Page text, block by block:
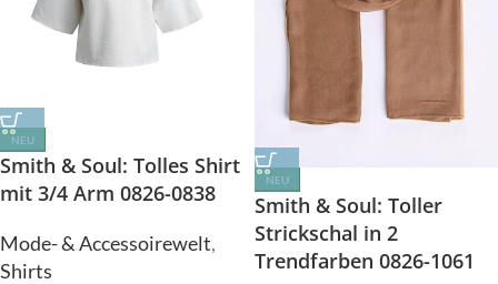
NEU
Smith & Soul: Tolles Shirt
mit 3/4 Arm 0826-0838
Mode- & Accessoirewelt,
Shirts
NEU
Smith & Soul: Toller
Strickschal in 2
Trendfarben 0826-1061